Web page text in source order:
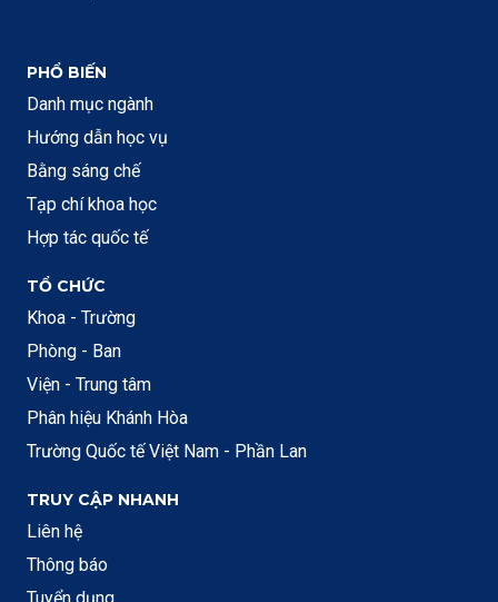
PHỔ BIẾN
Danh mục ngành
Hướng dẫn học vụ
Bằng sáng chế
Tạp chí khoa học
Hợp tác quốc tế
TỔ CHỨC
Khoa - Trường
Phòng - Ban
Viện - Trung tâm
Phân hiệu Khánh Hòa
Trường Quốc tế Việt Nam - Phần Lan
TRUY CẬP NHANH
Liên hệ
Thông báo
Tuyển dụng